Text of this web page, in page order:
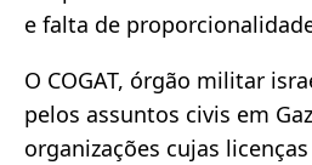
e falta de
O COGAT, órgão militar
pelos assuntos civis em
organizações cujas